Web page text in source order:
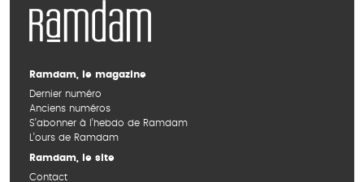
Ramdam, le magazine
Dernier numéro
Anciens numéros
S’abonner à l’hebdo de Ramdam
L’ours de Ramdam
Ramdam, le site
Contact